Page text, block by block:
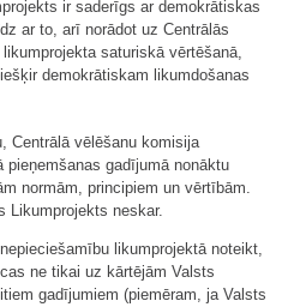
ir saderīgs ar demokrātiskas
ar to, arī norādot uz Centrālās
saturiskā vērtēšanā,
demokrātiskam likumdošanas
Centrālā vēlēšanu komisija
gadījumā nonāktu
normām, principiem un vērtībām.
Likumprojekts neskar.
likumprojektā noteikt,
ne tikai uz kārtējām Valsts
gadījumiem (piemēram, ja Valsts